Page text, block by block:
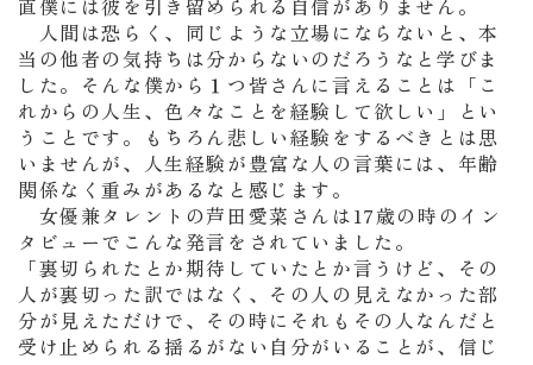
直僕には彼を引き留められる自信がありません。
人間は恐らく、同じような立場にならないと、本
当の他者の気持ちは分からないのだろうなと学びま
した。そんな僕から１つ皆さんに言えることは「こ
れからの人生、色々なことを経験して欲しい」とい
うことです。もちろん悲しい経験をするべきとは思
いませんが、人生経験が豊富な人の言葉には、年齢
関係なく重みがあるなと感じます。
女優兼タレントの芦田愛菜さんは17歳の時のイン
タビューでこんな発言をされていました。
「裏切られたとか期待していたとか言うけど、その
人が裏切った訳ではなく、その人の見えなかった部
分が見えただけで、その時にそれもその人なんだと
受け止められる揺るがない自分がいることが、信じ